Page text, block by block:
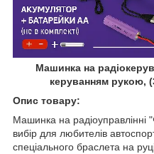
Машинка на
керуванням рукою,
Опис товару:
Машинка на
вибір для любителів
спеціального браслета на